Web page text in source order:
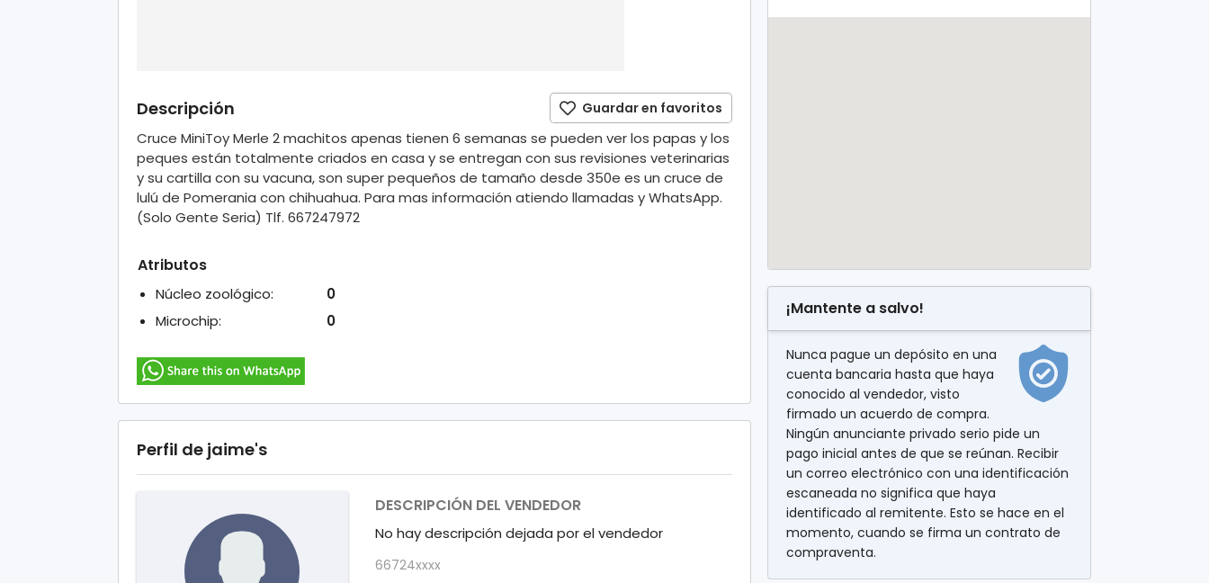
Guardar en favoritos
Descripción
Cruce MiniToy Merle 2 machitos apenas tienen 6 semanas se pueden ver los papas y los
peques están totalmente criados en casa y se entregan con sus revisiones veterinarias
y su cartilla con su vacuna, son super pequeños de tamaño desde 350e es un cruce de
lulú de Pomerania con chihuahua. Para mas información atiendo llamadas y WhatsApp.
(Solo Gente Seria) Tlf. 667247972
Atributos
Núcleo zoológico:
0
Microchip:
0
Perfil de jaime's
DESCRIPCIÓN DEL VENDEDOR
No hay descripción dejada por el vendedor
66724xxxx
¡Mantente a salvo!
Nunca pague un depósito en una
cuenta bancaria hasta que haya
conocido al vendedor, visto
firmado un acuerdo de compra.
Ningún anunciante privado serio pide un
pago inicial antes de que se reúnan. Recibir
un correo electrónico con una identificación
escaneada no significa que haya
identificado al remitente. Esto se hace en el
momento, cuando se firma un contrato de
compraventa.